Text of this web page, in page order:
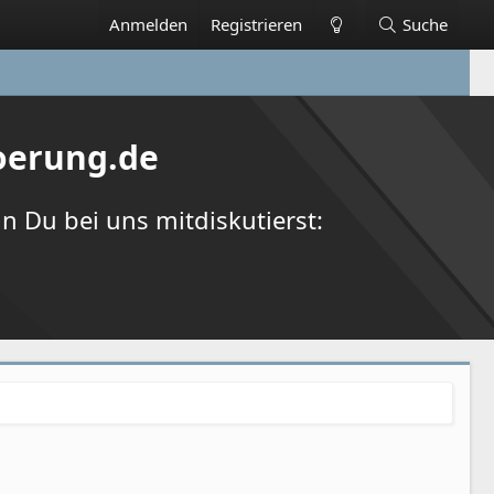
Anmelden Registrieren Suche
Du bei uns mitdiskutierst: